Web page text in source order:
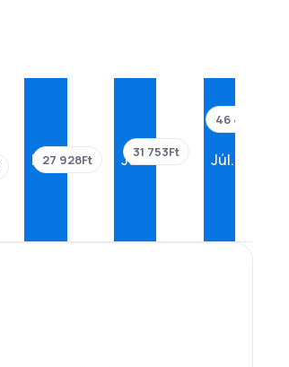
Máj.27 928Ft Jún.31 753Ft Júl.
46 492Ft